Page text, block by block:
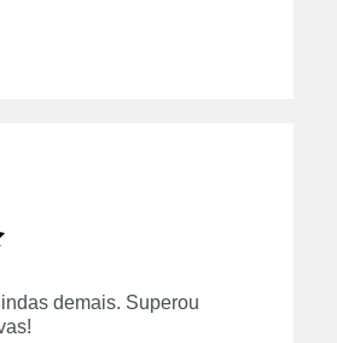
demais. Superou